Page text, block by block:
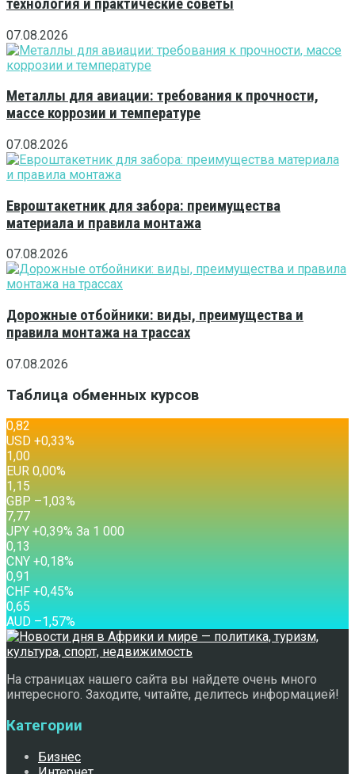
технология и практические советы
07.08.2026
Металлы для авиации: требования к прочности,
массе коррозии и температуре
07.08.2026
Евроштакетник для забора: преимущества
материала и правила монтажа
07.08.2026
Дорожные отбойники: виды, преимущества и
правила монтажа на трассах
07.08.2026
Таблица обменных курсов
0,82
USD +0,33%
1,00
EUR 0,00%
1,15
GBP –1,03%
7,77
JPY +0,39% За 1 000
0,13
CNY +0,18%
0,91
CHF +0,45%
0,65
AUD –1,57%
На страницах нашего сайта вы найдете очень много
интересного. Заходите, читайте, делитесь информацией!
Категории
Бизнес